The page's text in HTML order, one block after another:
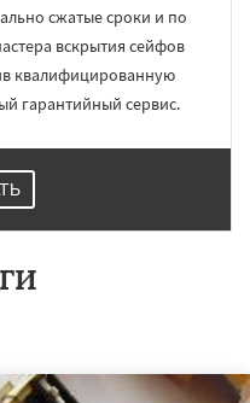
сжатые сроки и по
вскрытия сейфов
квалифицированную
гарантийный сервис.